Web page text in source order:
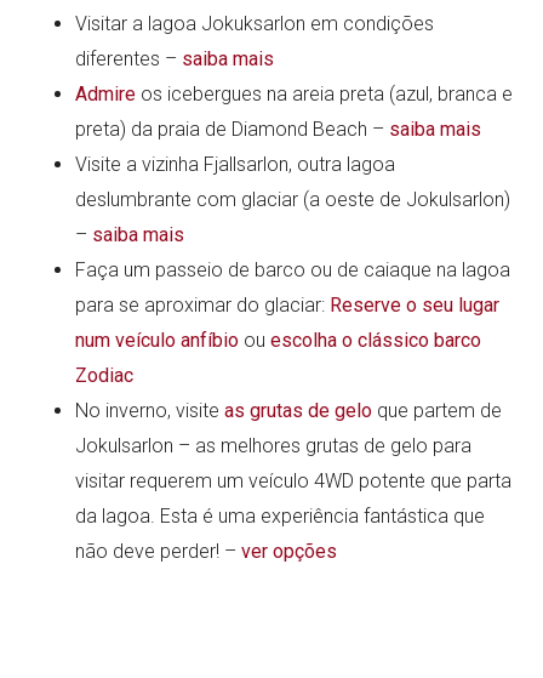
Visitar a lagoa Jokuksarlon em condições
diferentes – saiba mais
Admire os icebergues na areia preta (azul, branca e
preta) da praia de Diamond Beach – saiba mais
Visite a vizinha Fjallsarlon, outra lagoa
deslumbrante com glaciar (a oeste de Jokulsarlon)
– saiba mais
Faça um passeio de barco ou de caiaque na lagoa
para se aproximar do glaciar: Reserve o seu lugar
num veículo anfíbio ouescolha o clássico barco
Zodiac
No inverno, visiteas grutas de gelo que partem de
Jokulsarlon – as melhores grutas de gelo para
visitar requerem um veículo 4WD potente que parta
da lagoa. Esta é uma experiência fantástica que
não deve perder! –ver opções